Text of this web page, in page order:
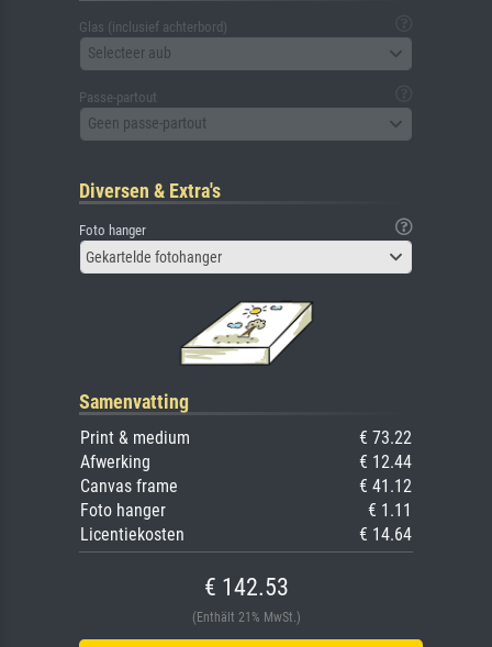
Glas (inclusief achterbord)
Selecteer aub
Passe-partout
Geen passe-partout
Diversen & Extra's
Foto hanger
Gekartelde fotohanger
Samenvatting
Print & medium
€ 73.22
Afwerking
€ 12.44
Canvas frame
€ 41.12
Foto hanger
€ 1.11
Licentiekosten
€ 14.64
€ 142.53
(Enthält 21% MwSt.)